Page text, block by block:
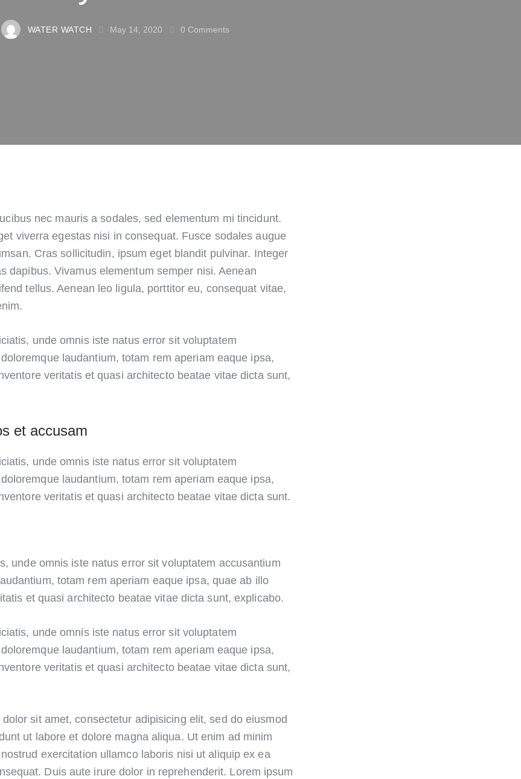
WATER WATCH May 14, 2020 0 Comments
viverra egestas nisi in consequat. Fusce sodales augue
Cras sollicitudin, ipsum eget blandit pulvinar. Integer
dapibus. Vivamus elementum semper nisi. Aenean
tellus. Aenean leo ligula, porttitor eu, consequat vitae,
unde omnis iste natus error sit voluptatem
laudantium, totam rem aperiam eaque ipsa,
veritatis et quasi architecto beatae vitae dicta sunt,
et accusam
unde omnis iste natus error sit voluptatem
laudantium, totam rem aperiam eaque ipsa,
veritatis et quasi architecto beatae vitae dicta sunt.
unde omnis iste natus error sit voluptatem accusantium
totam rem aperiam eaque ipsa, quae ab illo
et quasi architecto beatae vitae dicta sunt, explicabo.
unde omnis iste natus error sit voluptatem
laudantium, totam rem aperiam eaque ipsa,
veritatis et quasi architecto beatae vitae dicta sunt,
dolor sit amet, consectetur adipisicing elit, sed do eiusmod
ut labore et dolore magna aliqua. Ut enim ad minim
exercitation ullamco laboris nisi ut aliquip ex ea
Duis aute irure dolor in reprehenderit. Lorem ipsum